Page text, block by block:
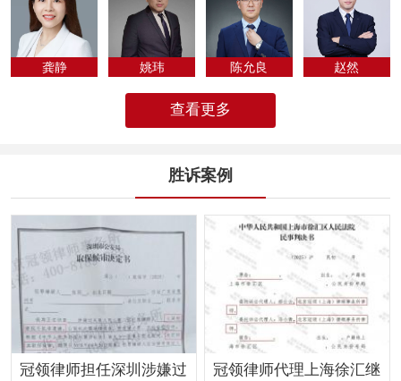
龚静 姚玮 陈允良 ​赵然
查看更多
胜诉案例
冠领律师担任深圳涉嫌过
冠领律师代理上海徐汇继